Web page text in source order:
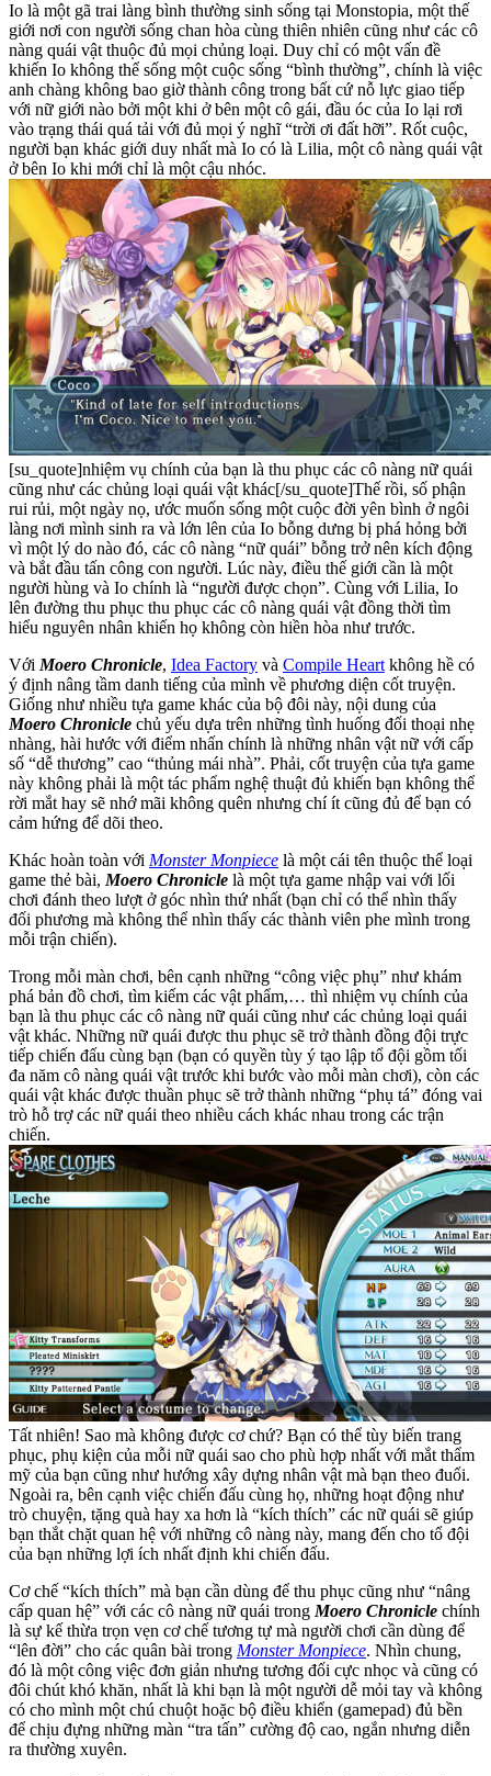
Io là một gã trai làng bình thường sinh sống tại Monstopia, một thế
giới nơi con người sống chan hòa cùng thiên nhiên cũng như các cô
nàng quái vật thuộc đủ mọi chủng loại. Duy chỉ có một vấn đề
khiến Io không thể sống một cuộc sống “bình thường”, chính là việc
anh chàng không bao giờ thành công trong bất cứ nỗ lực giao tiếp
với nữ giới nào bởi một khi ở bên một cô gái, đầu óc của Io lại rơi
vào trạng thái quá tải với đủ mọi ý nghĩ “trời ơi đất hỡi”. Rốt cuộc,
người bạn khác giới duy nhất mà Io có là Lilia, một cô nàng quái vật
ở bên Io khi mới chỉ là một cậu nhóc.
[su_quote]nhiệm vụ chính của bạn là thu phục các cô nàng nữ quái
cũng như các chủng loại quái vật khác[/su_quote]Thế rồi, số phận
rui rủi, một ngày nọ, ước muốn sống một cuộc đời yên bình ở ngôi
làng nơi mình sinh ra và lớn lên của Io bỗng dưng bị phá hỏng bởi
vì một lý do nào đó, các cô nàng “nữ quái” bỗng trở nên kích động
và bắt đầu tấn công con người. Lúc này, điều thế giới cần là một
người hùng và Io chính là “người được chọn”. Cùng với Lilia, Io
lên đường thu phục thu phục các cô nàng quái vật đồng thời tìm
hiểu nguyên nhân khiến họ không còn hiền hòa như trước.
Với Moero Chronicle, Idea Factory và Compile Heart không hề có
ý định nâng tầm danh tiếng của mình về phương diện cốt truyện.
Giống như nhiều tựa game khác của bộ đôi này, nội dung của
Moero Chronicle chủ yếu dựa trên những tình huống đối thoại nhẹ
nhàng, hài hước với điểm nhấn chính là những nhân vật nữ với cấp
số “dễ thương” cao “thủng mái nhà”. Phải, cốt truyện của tựa game
này không phải là một tác phẩm nghệ thuật đủ khiến bạn không thể
rời mắt hay sẽ nhớ mãi không quên nhưng chí ít cũng đủ để bạn có
cảm hứng để dõi theo.
Khác hoàn toàn với Monster Monpiece là một cái tên thuộc thể loại
game thẻ bài, Moero Chronicle là một tựa game nhập vai với lối
chơi đánh theo lượt ở góc nhìn thứ nhất (bạn chỉ có thể nhìn thấy
đối phương mà không thể nhìn thấy các thành viên phe mình trong
mỗi trận chiến).
Trong mỗi màn chơi, bên cạnh những “công việc phụ” như khám
phá bản đồ chơi, tìm kiếm các vật phẩm,… thì nhiệm vụ chính của
bạn là thu phục các cô nàng nữ quái cũng như các chủng loại quái
vật khác. Những nữ quái được thu phục sẽ trở thành đồng đội trực
tiếp chiến đấu cùng bạn (bạn có quyền tùy ý tạo lập tổ đội gồm tối
đa năm cô nàng quái vật trước khi bước vào mỗi màn chơi), còn các
quái vật khác được thuần phục sẽ trở thành những “phụ tá” đóng vai
trò hỗ trợ các nữ quái theo nhiều cách khác nhau trong các trận
chiến.
Tất nhiên! Sao mà không được cơ chứ? Bạn có thể tùy biến trang
phục, phụ kiện của mỗi nữ quái sao cho phù hợp nhất với mắt thẩm
mỹ của bạn cũng như hướng xây dựng nhân vật mà bạn theo đuổi.
Ngoài ra, bên cạnh việc chiến đấu cùng họ, những hoạt động như
trò chuyện, tặng quà hay xa hơn là “kích thích” các nữ quái sẽ giúp
bạn thắt chặt quan hệ với những cô nàng này, mang đến cho tổ đội
của bạn những lợi ích nhất định khi chiến đấu.
Cơ chế “kích thích” mà bạn cần dùng để thu phục cũng như “nâng
cấp quan hệ” với các cô nàng nữ quái trong Moero Chronicle chính
là sự kế thừa trọn vẹn cơ chế tương tự mà người chơi cần dùng để
“lên đời” cho các quân bài trong Monster Monpiece. Nhìn chung,
đó là một công việc đơn giản nhưng tương đối cực nhọc và cũng có
đôi chút khó khăn, nhất là khi bạn là một người dễ mỏi tay và không
có cho mình một chú chuột hoặc bộ điều khiển (gamepad) đủ bền
để chịu đựng những màn “tra tấn” cường độ cao, ngắn nhưng diễn
ra thường xuyên.